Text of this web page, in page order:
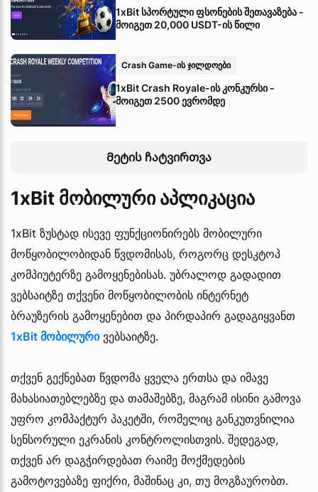
1xBit სპორტული ფსონების შეთავაზება -
მოიგეთ 20,000 USDT-ის წილი
Crash Game-ის ჯილდოები
1xBit Crash Royale-ის კონკურსი -
მოიგეთ 2500 ევრომდე
Მეტის ჩატვირთვა
1xBit მობილური აპლიკაცია
1xBit ზუსტად ისევე ფუნქციონირებს მობილური
მოწყობილობიდან წვდომისას, როგორც დესკტოპ
კომპიუტერზე გამოყენებისას. უბრალოდ გადადით
ვებსაიტზე თქვენი მოწყობილობის ინტერნეტ
ბრაუზერის გამოყენებით და პირდაპირ გადაგიყვანთ
1xBit მობილურივებსაიტზე.
თქვენ გექნებათ წვდომა ყველა ერთსა და იმავე
მახასიათებლებზე და თამაშებზე, მაგრამ ისინი გამოვა
უფრო კომპაქტურ პაკეტში, რომელიც განკუთვნილია
სენსორული ეკრანის კონტროლისთვის. შედეგად,
თქვენ არ დაგჭირდებათ რაიმე მოქმედების
გამოტოვებაზე ფიქრი, მაშინაც კი, თუ მოგზაურობთ.